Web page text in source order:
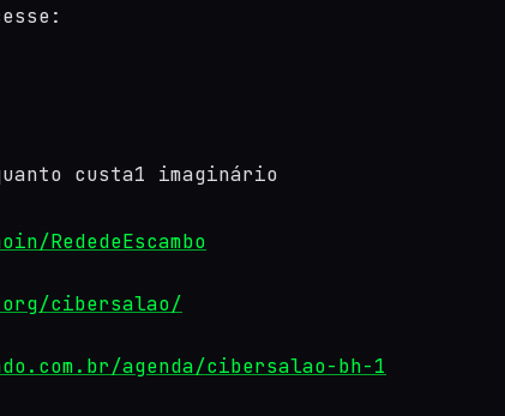
custa1 imaginário
RededeEscambo
cibersalao/
agenda/cibersalao-bh-1